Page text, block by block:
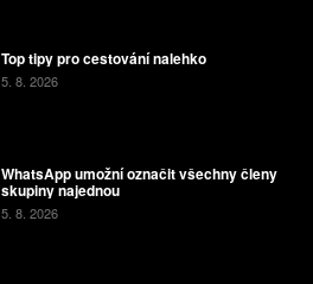
Top tipy pro cestování nalehko
5. 8. 2026
WhatsApp umožní označit všechny členy
skupiny najednou
5. 8. 2026